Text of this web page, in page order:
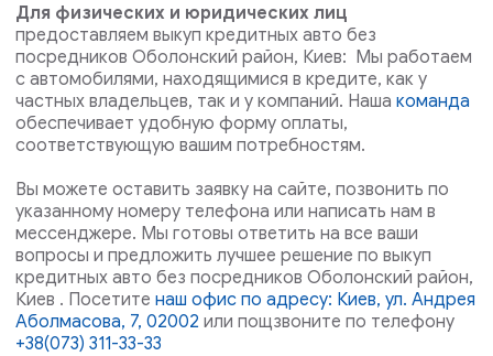
Для физических и юридических лиц
предоставляем выкуп кредитных авто без
посредников Оболонский район, Киев: Мы работаем
с автомобилями, находящимися в кредите, как у
частных владельцев, так и у компаний. Нашакоманда
обеспечивает удобную форму оплаты,
соответствующую вашим потребностям.
Вы можете оставить заявку на сайте, позвонить по
указанному номеру телефона или написать нам в
мессенджере. Мы готовы ответить на все ваши
вопросы и предложить лучшее решение по выкуп
кредитных авто без посредников Оболонский район,
Киев . Посетитенаш офис по адресу: Киев, ул. Андрея
Аболмасова, 7, 02002 или пощзвоните по телефону
+38(073) 311-33-33